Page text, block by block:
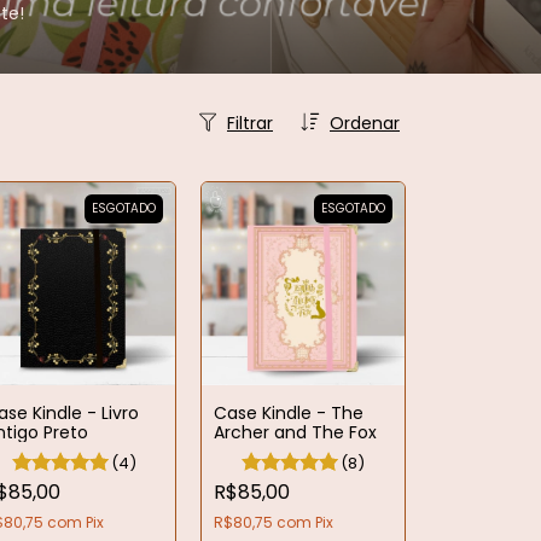
Ordenar
Filtrar
ESGOTADO
Kindle - Livro
Preto
(4)
com Pix
ESGOTADO
Case Kindle - The
Archer and The Fox
(8)
R$85,00
R$80,75 com Pix